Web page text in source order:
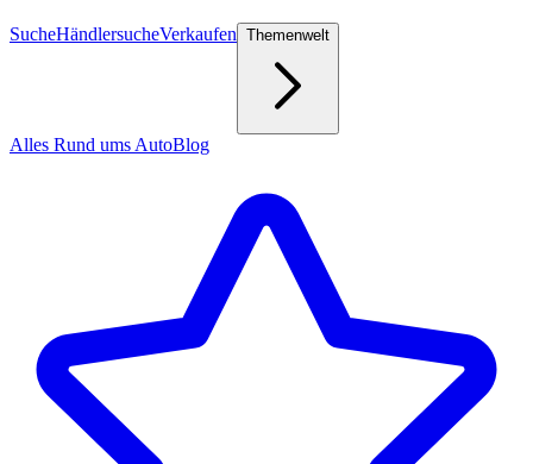
SucheHändlersucheVerkaufen Themenwelt
Alles Rund ums AutoBlog